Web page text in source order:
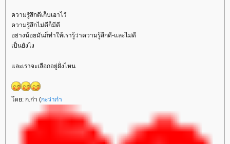
ความรู้สึกดีเก็บเอาไว้
ความรู้สึกไม่ดีก็มีดี
อย่างน้อยมันก็ทำให้เรารู้ว่าความรู้สึกดี-และไม่ดี
เป็นยังไง
ละเราจะเลือกอยู่ฝั่งไหน
ดย: ก.ก๋า (กะว่าก๋า